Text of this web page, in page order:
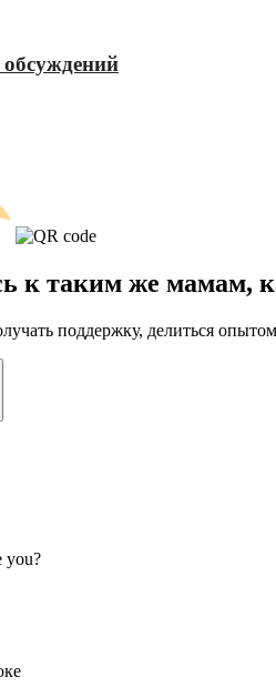
к таким же мамам,
поддержку, делиться